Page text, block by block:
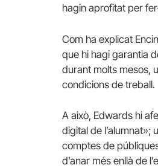
hagin aprofitat per
Com ha explicat
que hi hagi garantia
durant molts mesos,
condicions de treball.
A això, Edwards hi
digital de l’alumnat»;
comptes de
d’anar més enllà de